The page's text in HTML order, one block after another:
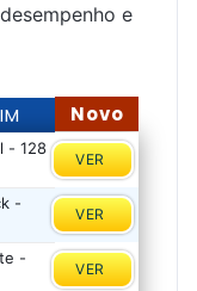
e
Novo
- 128
VER
-
VER
-
VER